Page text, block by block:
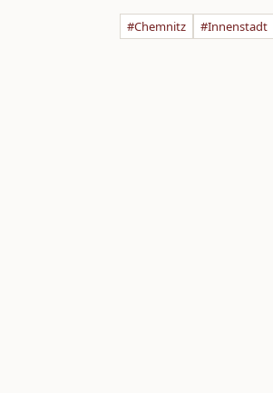
#Chemnitz #Innenstadt